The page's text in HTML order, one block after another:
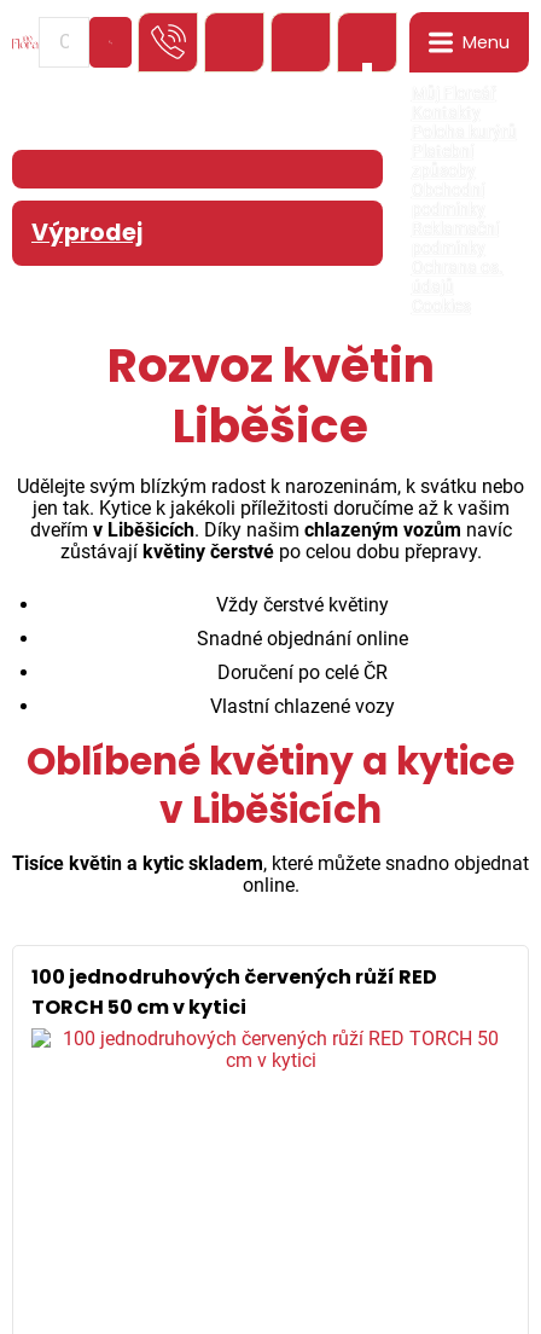
Menu
Výprodej
Rozvoz květin
Liběšice
Udělejte svým blízkým radost k narozeninám, k svátku nebo
jen tak. Kytice k jakékoli příležitosti doručíme až k vašim
dveřím v Liběšicích. Díky našim chlazeným vozům navíc
zůstávají květiny čerstvépo celou dobu přepravy.
Vždy čerstvé květiny
Snadné objednání online
Doručení po celé ČR
Vlastní chlazené vozy
Oblíbené květiny a kytice
v Liběšicích
Tisíce květin a kytic skladem, které můžete snadno objednat
online.
100 jednodruhových červených růží RED
TORCH 50 cm v kytici